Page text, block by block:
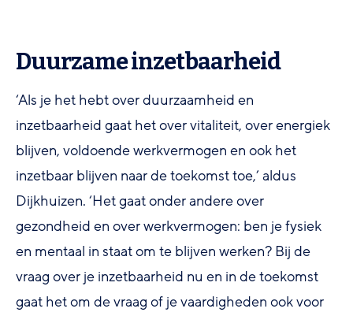
Duurzame inzetbaarheid
‘Als je het hebt over duurzaamheid en
inzetbaarheid gaat het over vitaliteit, over energiek
blijven, voldoende werkvermogen en ook het
inzetbaar blijven naar de toekomst toe,’ aldus
Dijkhuizen. ‘Het gaat onder andere over
gezondheid en over werkvermogen: ben je fysiek
en mentaal in staat om te blijven werken? Bij de
vraag over je inzetbaarheid nu en in de toekomst
gaat het om de vraag of je vaardigheden ook voor